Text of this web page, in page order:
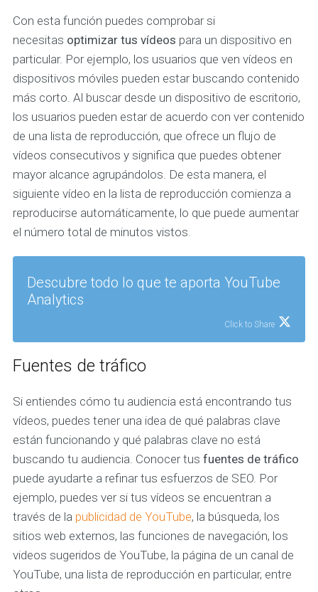
Con esta función puedes comprobar si
necesitas optimizar tus vídeos para un dispositivo en
particular. Por ejemplo, los usuarios que ven vídeos en
dispositivos móviles pueden estar buscando contenido
más corto. Al buscar desde un dispositivo de escritorio,
los usuarios pueden estar de acuerdo con ver contenido
de una lista de reproducción, que ofrece un flujo de
vídeos consecutivos y significa que puedes obtener
mayor alcance agrupándolos. De esta manera, el
siguiente vídeo en la lista de reproducción comienza a
reproducirse automáticamente, lo que puede aumentar
el número total de minutos vistos.
Descubre todo lo que te aporta YouTube
Analytics
Click to Share
Fuentes de tráfico
Si entiendes cómo tu audiencia está encontrando tus
vídeos, puedes tener una idea de qué palabras clave
están funcionando y qué palabras clave no está
buscando tu audiencia. Conocer tus fuentes de tráfico
puede ayudarte a refinar tus esfuerzos de SEO. Por
ejemplo, puedes ver si tus vídeos se encuentran a
través de la publicidad de YouTube, la búsqueda, los
sitios web externos, las funciones de navegación, los
videos sugeridos de YouTube, la página de un canal de
YouTube, una lista de reproducción en particular, entre